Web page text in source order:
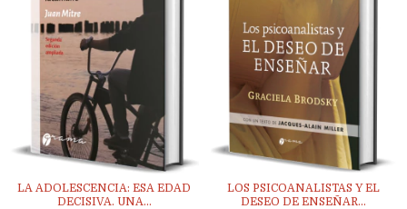
LA ADOLESCENCIA: ESA EDAD
DECISIVA. UNA...
LOS PSICOANALISTAS Y EL
DESEO DE ENSEÑAR...